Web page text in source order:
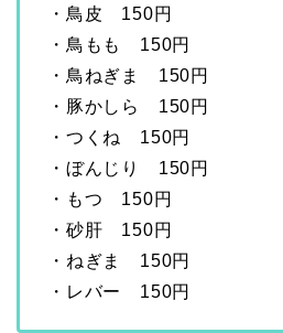
・鳥皮 150円
・鳥もも 150円
・鳥ねぎま 150円
・豚かしら 150円
・つくね 150円
・ぼんじり 150円
・もつ 150円
・砂肝 150円
・ねぎま 150円
・レバー 150円